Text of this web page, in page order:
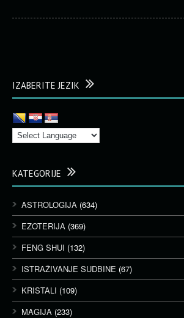
IZABERITE JEZIK
KATEGORIJE
ASTROLOGIJA (634)
EZOTERIJA (369)
FENG SHUI (132)
ISTRAŽIVANJE SUDBINE (67)
KRISTALI (109)
MAGIJA (233)